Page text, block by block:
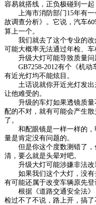
容易就搭线，正负极碰到一起
上海市消防部门 15年有
故调查分析》。它说，汽车
算上一个。
我们就去了这个专业的
可能大概率无法通过年检、车
升级大灯可能导致质量
GB7258-2012有个《机动
有近光灯均不能炫目。
土话说就你开近光灯发
让他难受的。
升级的车灯如果透镜质
配的不对，就有可能会产生
了。
和配眼镜是一样一样的
量是肯定没有问题的。
但是你这个度数测错了
清，要么就是头晕对吧。
升级大灯可能涉嫌非法改
如果我们这个大灯，没
有可能还属于改变车辆原先登
根据《道路交通安全法
检过不了不说，路上开，搞了
欧司朗
至尊套
至尊套
朗CBI
车灯安